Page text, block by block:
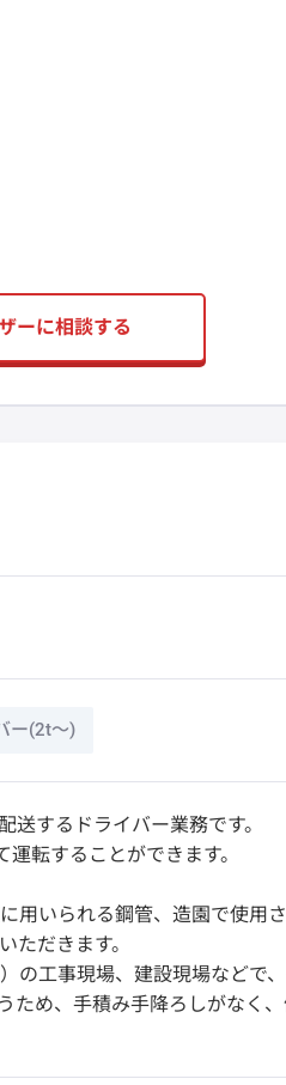
ーに相談する
ー(2t～)
するドライバー業務です。
転することができます。
用いられる鋼管、造園で使用
ただきます。
の工事現場、建設現場などで
ため、手積み手降ろしがなく